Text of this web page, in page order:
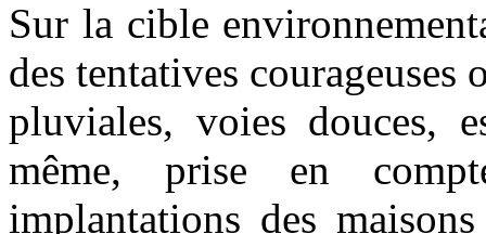
Sur la cible
des tentatives courageuses
pluviales, voies douces,
même, prise en
implantations des